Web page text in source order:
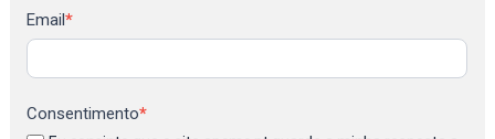
Newsletter
Email*
Consentimento*